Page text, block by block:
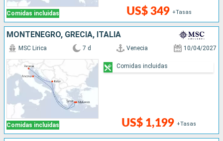
Comidas incluidas US$ 349 +Tasas
MONTENEGRO, GRECIA, ITALIA
Comidas incluidas
MSC Lirica 7 d Venecia 10/04/2027
US$ 1,199 +Tasas
Comidas incluidas